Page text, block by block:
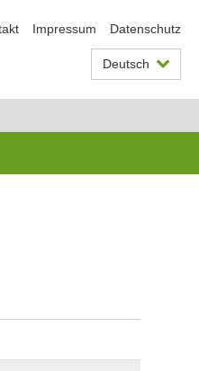
Impressum Datenschutz
Deutsch